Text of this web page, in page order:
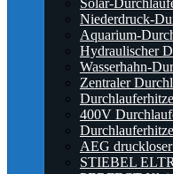
Solar-
Niederdruck-
Aquarium-
Hydraulischer
Wasserhahn-
Zentraler
400V
AEG
STIEBEL